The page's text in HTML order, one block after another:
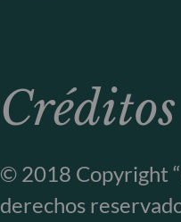
Créditos
© 2018 Copyright
derechos